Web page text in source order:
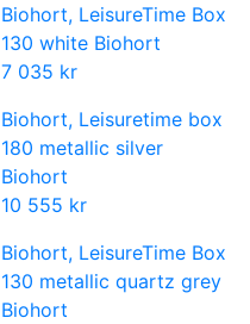
Biohort, LeisureTime Box
130 white Biohort
7 035 kr
Biohort, Leisuretime box
180 metallic silver
Biohort
10 555 kr
Biohort, LeisureTime Box
130 metallic quartz grey
Biohort